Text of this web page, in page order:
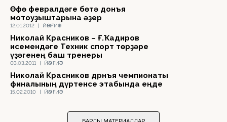
12.01.2012 | ЙӘМҒИӘТ
Өфө февралдәге бөтә донъя
мотоуҙыштарына әҙер
03.03.2011 | ЙӘМҒИӘТ
Николай Красников – Ғ.Ҡадиров
исемендәге Техник спорт төрҙәре
үҙәгенең баш тренеры
15.02.2010 | ЙӘМҒИӘТ
Николай Красников дрнъя чемпионаты
финалының дүртенсе этабында еңде